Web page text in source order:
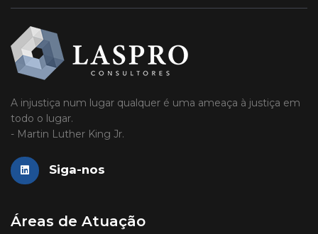
A injustiça num lugar qualquer é uma ameaça à justiça em
todo o lugar.
- Martin Luther King Jr.
Siga-nos
Áreas de Atuação